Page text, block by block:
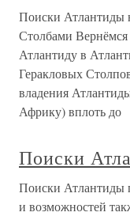
Поиски Атлантиды
Столбами
Атлантиду в
Геракловых
владения
Африку) вплоть до
Поиски
Поиски Атлантиды
и возможностей